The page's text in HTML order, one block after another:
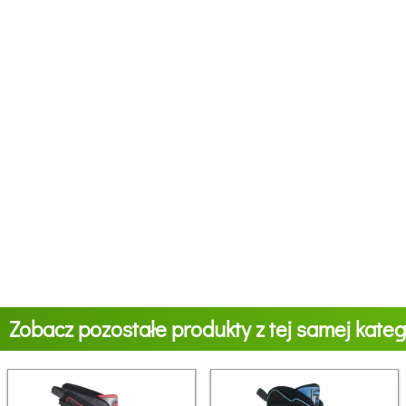
Zobacz pozostałe produkty z tej samej